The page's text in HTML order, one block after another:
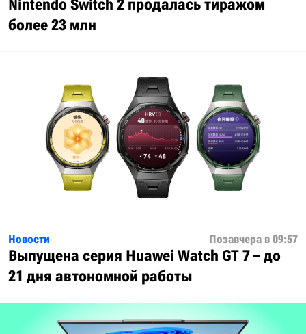
Nintendo Switch 2 продалась тиражом
более 23 млн
Новости Позавчера в 09:57
Выпущена серия Huawei Watch GT 7 – до
21 дня автономной работы